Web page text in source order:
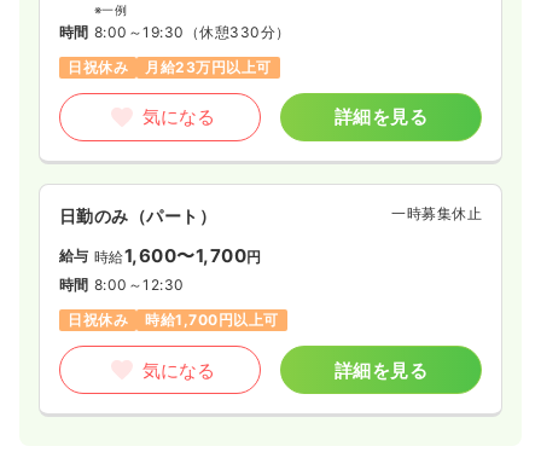
※一例
時間 8:00～19:30 （休憩330分）
日祝休み
月給23万円以上可
気になる 詳細を見る
日勤のみ（パート） 一時募集休止
給与 時給1,600〜1,700円
時間 8:00～12:30
日祝休み
時給1,700円以上可
気になる 詳細を見る